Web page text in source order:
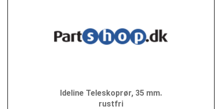
Ideline Teleskoprør, 35 mm.
rustfri